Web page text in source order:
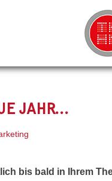
JAHR…
bis bald in Ihrem